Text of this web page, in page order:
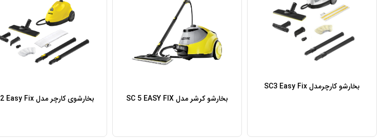
بخارشو کارچرمدل SC3 Easy Fix
بخارشو کرشر مدل SC 5 EASY FIX
بخارشوی کارچر مدل SC2 Easy Fix